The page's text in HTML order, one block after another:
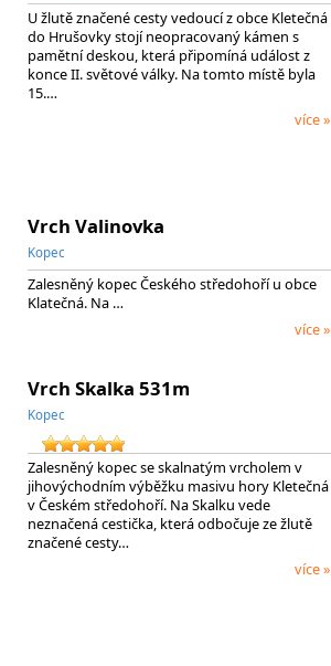
U žlutě značené cesty vedoucí z obce Kletečná
do Hrušovky stojí neopracovaný kámen s
pamětní deskou, která připomíná událost z
konce II. světové války. Na tomto místě byla
15.…
více »
Vrch Valinovka
Kopec
Zalesněný kopec Českého středohoří u obce
Klatečná. Na …
více »
Vrch Skalka 531m
Kopec
Zalesněný kopec se skalnatým vrcholem v
jihovýchodním výběžku masivu hory Kletečná
v Českém středohoří. Na Skalku vede
neznačená cestička, která odbočuje ze žlutě
značené cesty…
více »